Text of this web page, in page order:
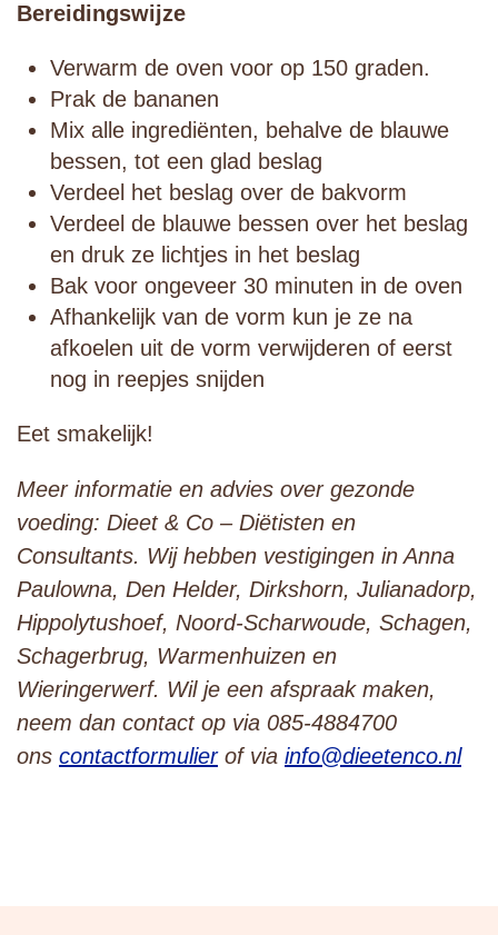
Bereidingswijze
Verwarm de oven voor op 150 graden.
Prak de bananen
Mix alle ingrediënten, behalve de blauwe
bessen, tot een glad beslag
Verdeel het beslag over de bakvorm
Verdeel de blauwe bessen over het beslag
en druk ze lichtjes in het beslag
Bak voor ongeveer 30 minuten in de oven
Afhankelijk van de vorm kun je ze na
afkoelen uit de vorm verwijderen of eerst
nog in reepjes snijden
Eet smakelijk!
Meer informatie en advies over gezonde
voeding: Dieet & Co – Diëtisten en
Consultants. Wij hebben vestigingen in Anna
Paulowna, Den Helder, Dirkshorn, Julianadorp,
Hippolytushoef, Noord-Scharwoude, Schagen,
Schagerbrug, Warmenhuizen en
Wieringerwerf. Wil je een afspraak maken,
neem dan contact op via 085-4884700
ons contactformulierof via info@dieetenco.nl